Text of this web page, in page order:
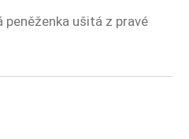
peněženka ušitá z pravé